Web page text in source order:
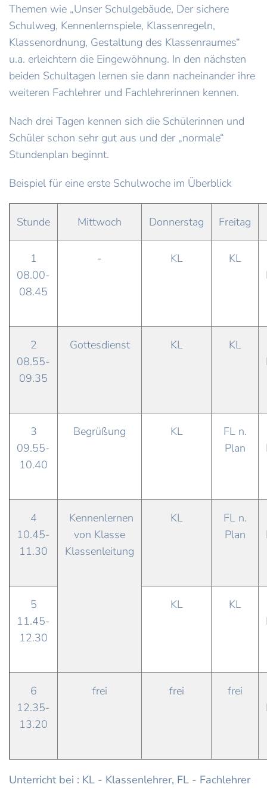
Themen wie „Unser Schulgebäude, Der sichere
Schulweg, Kennenlernspiele, Klassenregeln,
Klassenordnung, Gestaltung des Klassenraumes“
u.a. erleichtern die Eingewöhnung. In den nächsten
beiden Schultagen lernen sie dann nacheinander ihre
weiteren Fachlehrer und Fachlehrerinnen kennen.
Nach drei Tagen kennen sich die Schülerinnen und
Schüler schon sehr gut aus und der „normale“
Stundenplan beginnt.
Beispiel für eine erste Schulwoche im Überblick
Stunde Mittwoch Donnerstag Freitag
1
08.00-
08.45
- KL
KL
2
08.55-
09.35
Gottesdienst KL
KL
3
09.55-
10.40
Begrüßung KL
FL n.
Plan
4
10.45-
11.30
Kennenlernen
von Klasse
Klassenleitung
KL
FL n.
Plan
5
11.45-
12.30
KL
KL
6
12.35-
13.20
frei frei
frei
Unterricht bei : KL - Klassenlehrer, FL - Fachlehrer